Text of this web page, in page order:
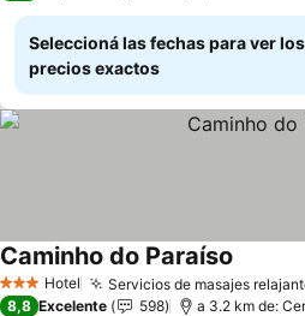
Seleccioná las fechas para ver los
precios exactos
3 Estrellas
Hotel Servicios de masajes
Caminho do Paraíso
8,8 Excelente 598 a 3.2 km de: